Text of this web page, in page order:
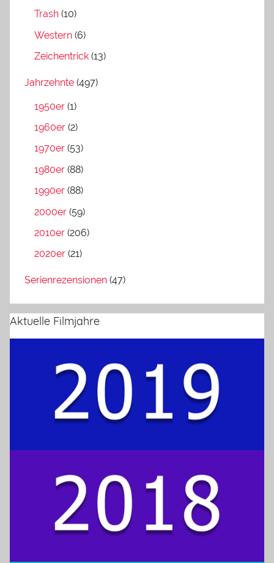
Trash (10)
Western (6)
Zeichentrick (13)
Jahrzehnte (497)
1950er (1)
1960er (2)
1970er (53)
1980er (88)
1990er (88)
2000er (59)
2010er (206)
2020er (21)
Serienrezensionen (47)
Aktuelle Filmjahre